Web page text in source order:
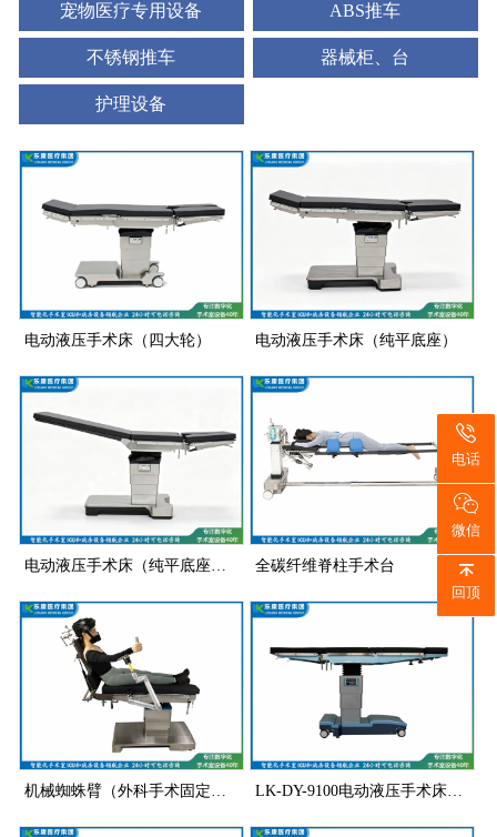
宠物医疗专用设备 ABS推车
不锈钢推车 器械柜、台
护理设备
电动液压手术床（四大轮） 电动液压手术床（纯平底座）
全碳纤维脊柱手术台
LK-DY-9100电动液压手术床（豪华款）
电话
微信
回顶